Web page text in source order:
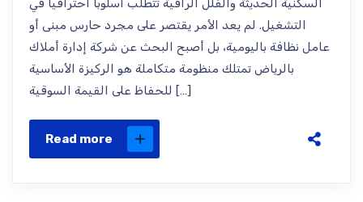
السكنية الحديثة والفلل الراقية تتطلب أسلوباً احترافياً في
التشغيل. لم يعد الأمر يقتصر على مجرد حارس مبنى أو
عامل نظافة باليومية، بل أصبح البحث عن شركة إدارة أملاك
بالرياض تمتلك منظومة متكاملة هو الركيزة الأساسية
للحفاظ على القيمة السوقية […]
Read more